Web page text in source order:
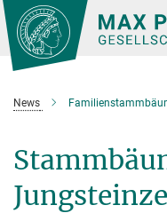
Hauptinhalt
News